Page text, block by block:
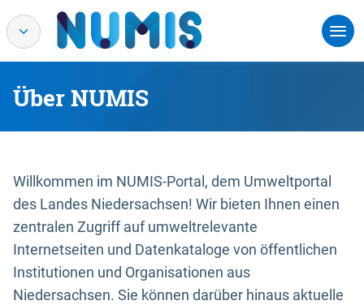
Über NUMIS
Willkommen im NUMIS-Portal, dem Umweltportal
des Landes Niedersachsen! Wir bieten Ihnen einen
zentralen Zugriff auf umweltrelevante
Internetseiten und Datenkataloge von öffentlichen
Institutionen und Organisationen aus
Niedersachsen. Sie können darüber hinaus aktuelle